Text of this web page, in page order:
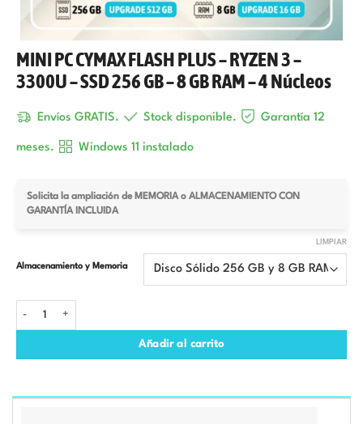
MINI PC CYMAX FLASH PLUS – RYZEN 3 –
3300U – SSD 256 GB – 8 GB RAM – 4 Núcleos
Envíos GRATIS. Stock disponible. Garantía 12
meses. Windows 11 instalado
Solicita la ampliación de MEMORIA o ALMACENAMIENTO CON
GARANTÍA INCLUIDA
Almacenamiento y Memoria
LIMPIAR
Añadir al carrito